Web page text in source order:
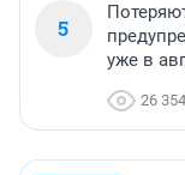
5
уже в
26 354